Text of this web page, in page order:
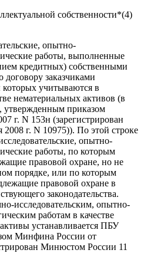
собственности*(4)
опытно-
работы, выполненные
кредитных) собственными
заказчиками
которых учитываются в
нематериальных активов (в
утвержденным приказом
г. N 153н (зарегистрирован
г. N 10975)). По этой строке
опытно-
работы, по которым
правовой охране, но не
порядке, или по которым
правовой охране в
законодательства.
исследовательским, опытно-
работам в качестве
устанавливается ПБУ
Минфина России от
Минюстом России 11